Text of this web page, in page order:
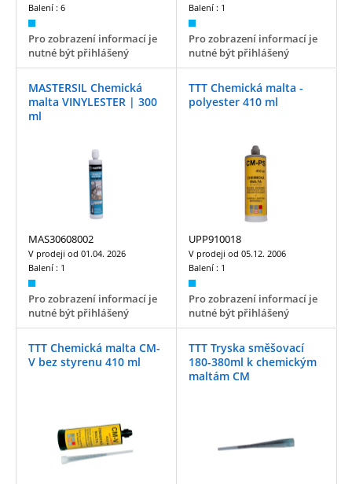
Balení : 6
Pro zobrazení informací je
nutné být přihlášený
Balení : 1
Pro zobrazení informací je
nutné být přihlášený
MASTERSIL Chemická
malta VINYLESTER | 300
ml
MAS30608002
V prodeji od 01.04. 2026
Balení : 1
Pro zobrazení informací je
nutné být přihlášený
TTT Chemická malta -
polyester 410 ml
UPP910018
V prodeji od 05.12. 2006
Balení : 1
Pro zobrazení informací je
nutné být přihlášený
TTT Chemická malta CM-
V bez styrenu 410 ml
TTT Tryska směšovací
180-380ml k chemickým
maltám CM